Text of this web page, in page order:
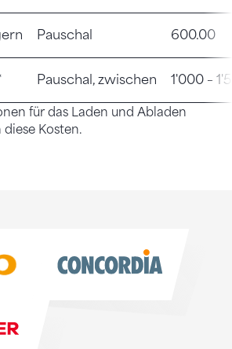
Pauschal 600.00
Pauschal, zwischen 1'000 –
für das Laden und Abladen
Kosten.